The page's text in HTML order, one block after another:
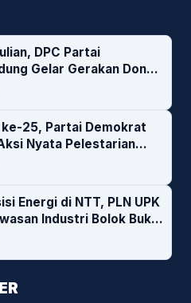
DPC Partai
Gelar Gerakan Donor
ke-25, Partai Demokrat
Nyata Pelestarian
Energi di NTT, PLN UPK
Industri Bolok Buka
Woodchip untuk
Bolok